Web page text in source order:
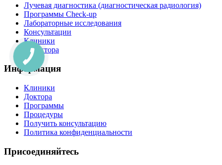
Лучевая диагностика (диагностическая радиология)
Программы Check-up
Лабораторные исследования
Консультации
Клиники
Доктора
Информация
Клиники
Доктора
Программы
Процедуры
Получить консультацию
Политика конфиденциальности
Присоединяйтесь